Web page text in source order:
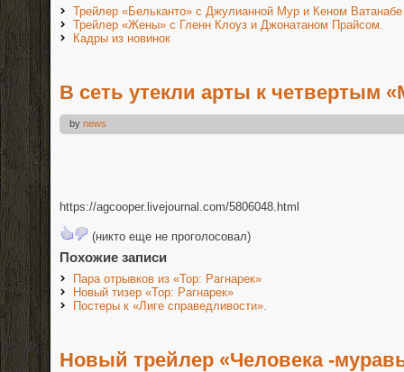
Трейлер «Бельканто» с Джулианной Мур и Кеном Ватанабе
Трейлер «Жены» с Гленн Клоуз и Джонатаном Прайсом.
Кадры из новинок
В сеть утекли арты к четвертым
by news
https://agcooper.livejournal.com/5806048.html
(никто еще не проголосовал)
Похожие записи
Пара отрывков из «Тор: Рагнарек»
Новый тизер «Тор: Рагнарек»
Постеры к «Лиге справедливости».
Новый трейлер «Человека -